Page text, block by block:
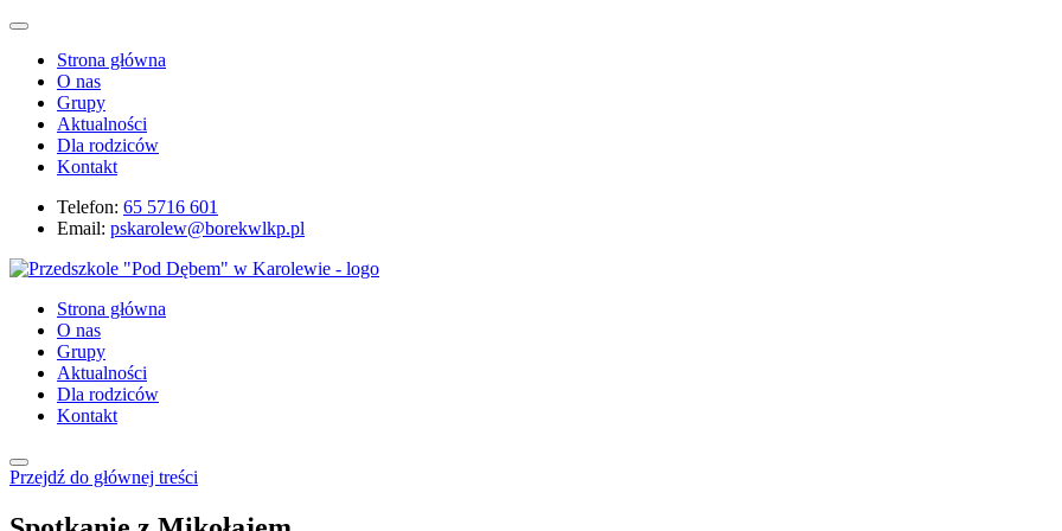
Strona główna
O nas
Grupy
Aktualności
Dla rodziców
Kontakt
Telefon: 65 5716 601
Email: pskarolew@borekwlkp.pl
Strona główna
O nas
Grupy
Aktualności
Dla rodziców
Kontakt
Przejdź do głównej treści